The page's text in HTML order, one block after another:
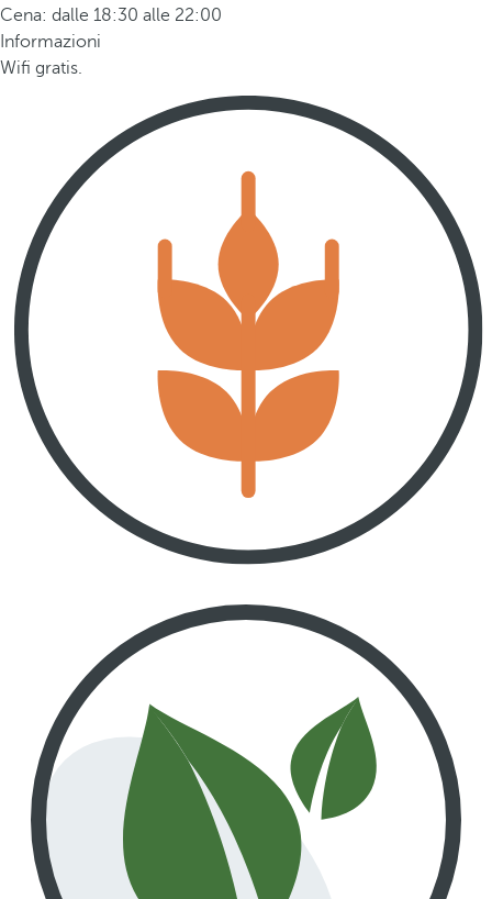
Cena: dalle 18:30 alle 22:00
Informazioni
Wifi gratis.